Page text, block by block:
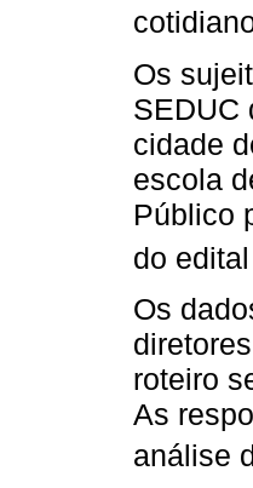
Os
SEDUC
cidade
escola
Público
do
Os
roteiro
As
análise